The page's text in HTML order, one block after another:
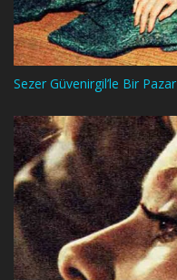
Sezer Güvenirgil’le Bir Pazar